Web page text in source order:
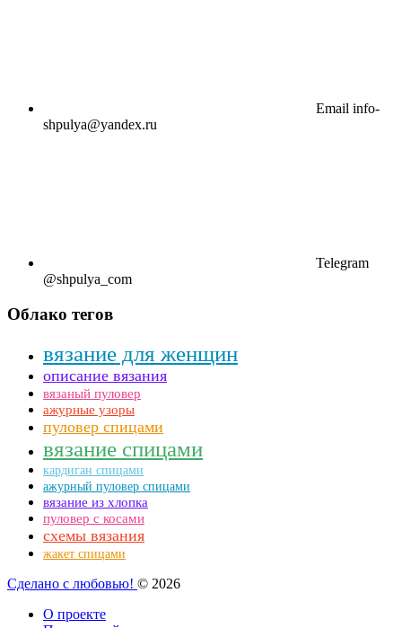
Email info-
shpulya@yandex.ru
Telegram
@shpulya_com
Облако тегов
вязание для женщин
описание вязания
вязаный пуловер
ажурные узоры
пуловер спицами
вязание спицами
кардиган спицами
ажурный пуловер спицами
вязание из хлопка
пуловер с косами
схемы вязания
жакет спицами
Сделано с любовью! © 2026
О проекте